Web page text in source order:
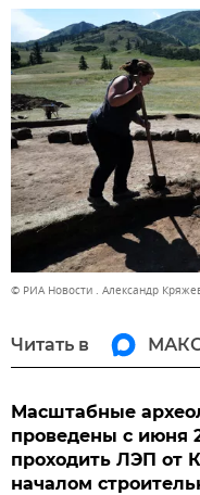
© РИА Новости . Александр
Читать в
Масштабные
проведены с июня
проходить ЛЭП от
началом